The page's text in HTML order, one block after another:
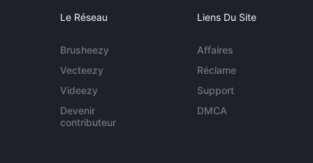
Le Réseau
Brusheezy
Vecteezy
Videezy
Devenir
contributeur
Liens Du Site
Affaires
Réclame
Support
DMCA